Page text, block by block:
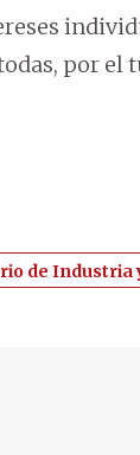
por el
de Industria